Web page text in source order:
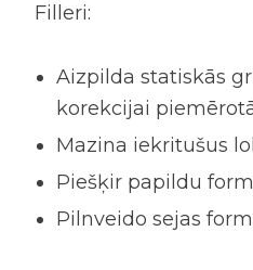
Filleri:
Aizpilda statiskās
korekcijai
Mazina iekritušus
Piešķir papildu
Pilnveido sejas